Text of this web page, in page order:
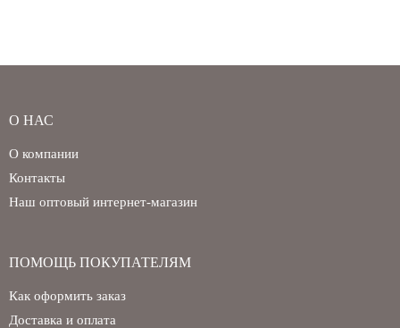
О НАС
О компании
Контакты
Наш оптовый интернет-магазин
ПОМОЩЬ ПОКУПАТЕЛЯМ
Как оформить заказ
Доставка и оплата